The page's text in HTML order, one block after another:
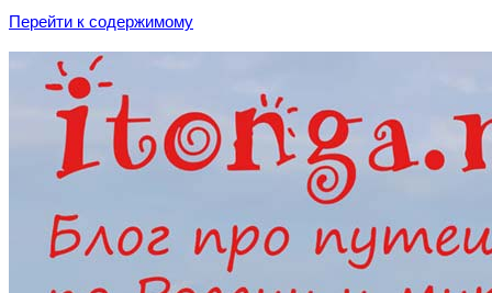
Перейти к содержимому